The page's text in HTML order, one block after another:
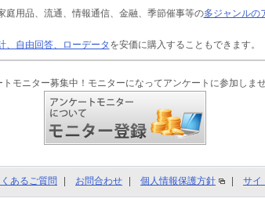
庭用品、流通、情報通信、金融、季節催事等の多ジャンルの
、自由回答、ローデータ を安価に購入することもできます。
モニター募集中！モニターになってアンケートに参加しま
あるご質問 お問合わせ 個人情報保護方針 サイ